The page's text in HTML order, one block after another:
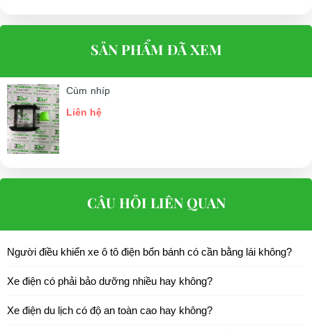
SẢN PHẨM ĐÃ XEM
Cùm nhíp
Liên hệ
CÂU HỎI LIÊN QUAN
Người điều khiển xe ô tô điện bốn bánh có cần bằng lái không?
Xe điện có phải bảo dưỡng nhiều hay không?
Xe điện du lịch có độ an toàn cao hay không?